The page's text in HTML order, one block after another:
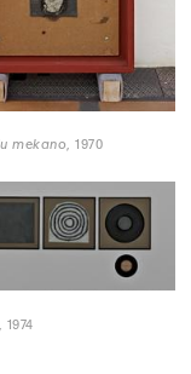
mekano , 1970
, 1974